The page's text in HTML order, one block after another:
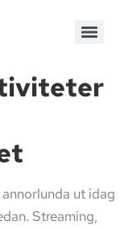
ut idag
Streaming,